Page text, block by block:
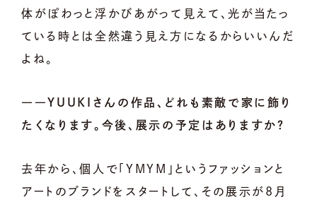
体がぽわっと浮かびあがって見えて、光が当たっ
ている時とは全然違う見え方になるからいいんだ
よね。
――YUUKIさんの作品、どれも素敵で家に飾り
たくなります。今後、展示の予定はありますか？
去年から、個人で「YMYM」というファッションと
アートのブランドをスタートして、その展示が8月